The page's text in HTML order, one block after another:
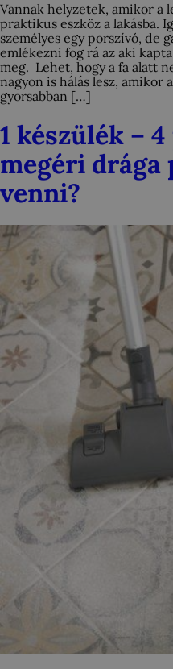
Vannak helyzetek, amikor a
praktikus eszköz a lakásba.
személyes egy porszívó, de
emlékezni fog rá az aki
meg. Lehet, hogy a fa alatt
nagyon is hálás lesz,
gyorsabban […]
1 készülék –
megéri drága
venni?